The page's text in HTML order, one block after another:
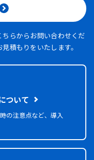
らからお問い合わせくだ
積もりをいたします。
ついて
の注意点など、導入